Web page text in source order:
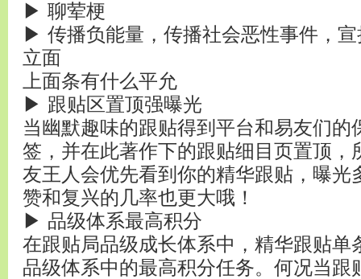
▶ 聊荤梗
▶ 传播负能量，传播社会恶性事件，
立面
上面条有什么平允
▶ 跟贴区置顶强曝光
当幽默趣味的跟贴得到平台和易友们的
签，并在此著作下的跟贴细目页置顶，
友王人会优先看到你的精华跟贴，曝光
赞和复兴的几率也更大哦！
▶ 品级体系最高积分
在跟贴局品级成长体系中，精华跟贴单
品级体系中的最高积分任务。何况当跟